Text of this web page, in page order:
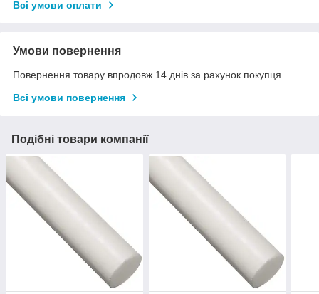
Всі умови оплати
Умови повернення
Повернення товару впродовж 14 днів за рахунок покупця
Всі умови повернення
Подібні товари компанії